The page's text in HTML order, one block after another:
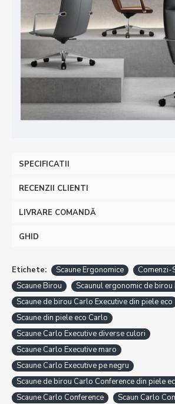
SPECIFICATII
RECENZII CLIENTI
LIVRARE COMANDĂ
GHID
Etichete: Scaune Ergonomice
Comenzi-
Scaune Birou
Scaunul ergonomic de birou
Scaune de birou Carlo Executive din piele eco
Scaune din piele eco Carlo
Scaune Carlo Executive diverse culori
Scaune Carlo Executive maro
Scaune Carlo Executive pe negru
Scaune de birou Carlo Conference din piele
Scaune Carlo Conference
Scaun Carlo